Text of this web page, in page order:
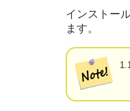
インストー
ます。